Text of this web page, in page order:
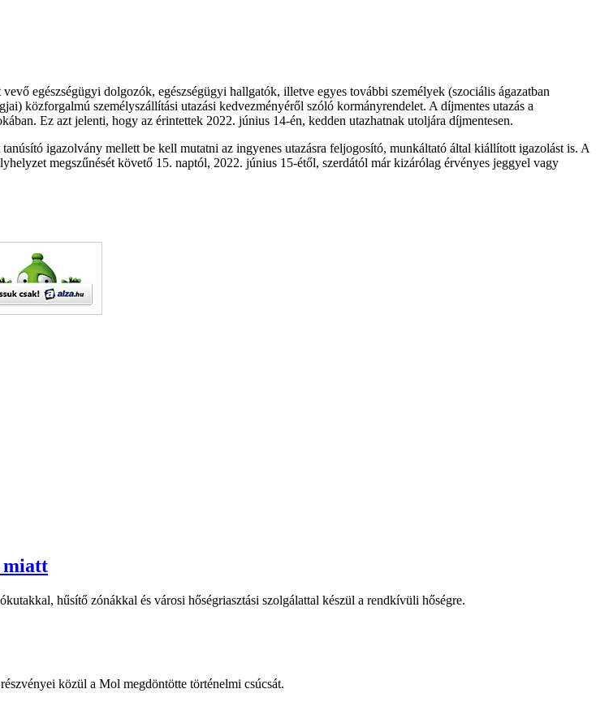
egészségügyi dolgozók, egészségügyi hallgatók, illetve egyes további személyek (szociális ágazatban
közforgalmú személyszállítási utazási kedvezményéről szóló kormányrendelet. A díjmentes utazás a
Ez azt jelenti, hogy az érintettek 2022. június 14-én, kedden utazhatnak utoljára díjmentesen.
igazolvány mellett be kell mutatni az ingyenes utazásra feljogosító, munkáltató által kiállított igazolást is. A
megszűnését követő 15. naptól, 2022. június 15-étől, szerdától már kizárólag érvényes jeggyel vagy
miatt
hűsítő zónákkal és városi hőségriasztási szolgálattal készül a rendkívüli hőségre.
közül a Mol megdöntötte történelmi csúcsát.